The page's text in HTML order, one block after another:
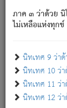
ภาค ๓ ว่าด้วย นิ
ไม่เหลือแห่งทุกข์
นิทเทศ 9 ว่า
นิทเทศ 10 ว่
นิทเทศ 11 ว่
นิทเทศ 12 ว่
ภิกษุนั้น เป็น
ภพทั้งหลายทั้งป
- อุ.ขุ. ๒๕/
(ข้อความนี้ เ
เป็นที่ตรัสรู้ เมื่อ